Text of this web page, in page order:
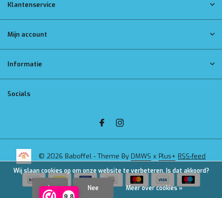
9,8
Klantenservice
Mijn account
Informatie
Socials
© 2026 Baboffel - Theme By DMWS x Plus+ RSS-feed
Wij slaan cookies op om onze website te verbeteren. Is dat akkoord?
Ja Nee Meer over cookies »